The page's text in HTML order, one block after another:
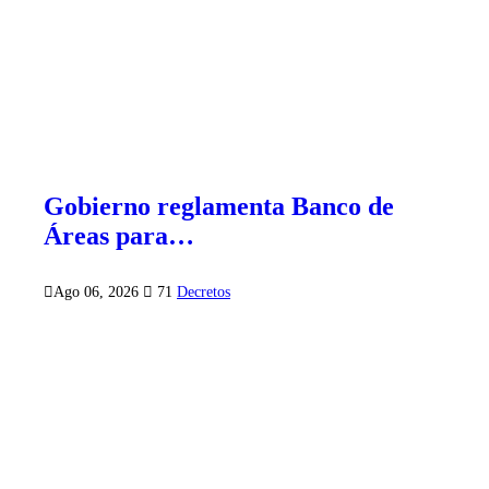
Gobierno reglamenta Banco de
Áreas para…
Ago 06, 2026 71 Decretos